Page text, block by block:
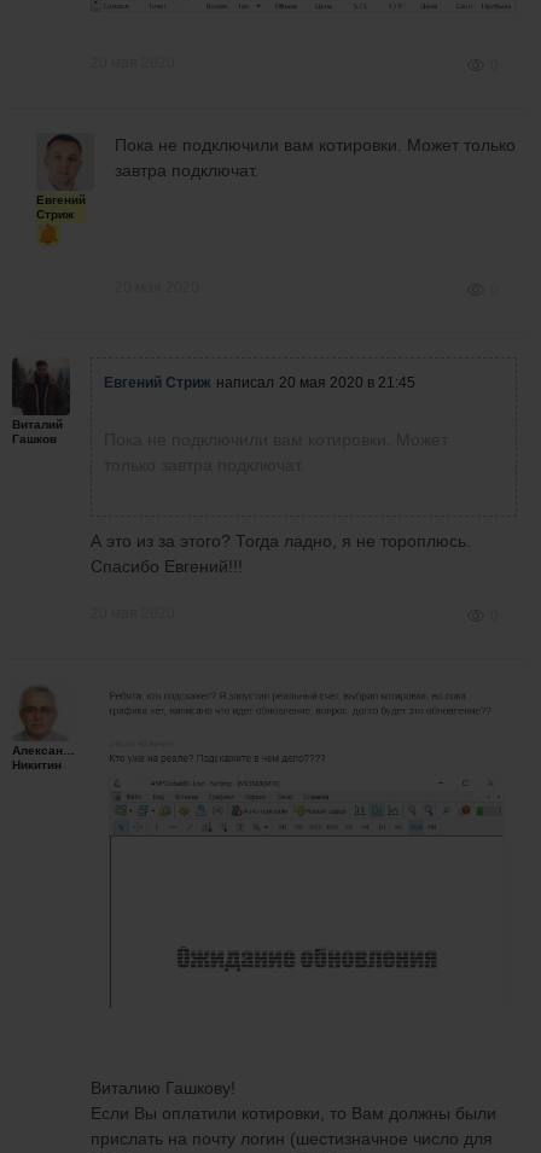
Евгений
Стриж
Пока не подключили вам котировки. Может только
завтра подключат.
Виталий
Гашков
Евгений Стриж написал 20 мая 2020 в 21:45
А это из за этого? Тогда ладно, я не тороплюсь.
Спасибо Евгений!!!
Александр
Никитин
Виталию Гашкову!
Если Вы оплатили котировки, то Вам должны были
прислать на почту логин (шестизначное число для